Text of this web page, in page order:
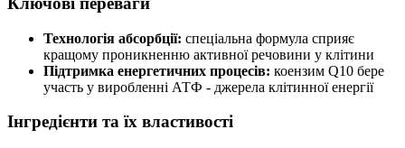
Технологія абсорбції: спеціальна формула сприяє
кращому проникненню активної речовини у клітини
Підтримка енергетичних процесів: коензим Q10 бере
участь у виробленні АТФ - джерела клітинної енергії
Інгредієнти та їх властивості